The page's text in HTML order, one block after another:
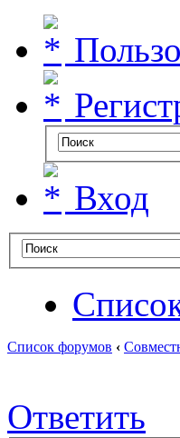
Вход
Список форумов ‹
Ответить